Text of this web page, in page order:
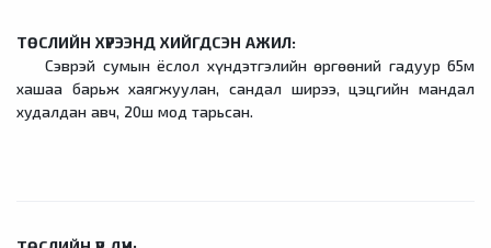
ТӨСЛИЙН ХҮРЭЭНД ХИЙГДСЭН АЖИЛ:
Сэврэй сумын ёслол хүндэтгэлийн өргөөний гадуур 65м
хашаа барьж хаягжуулан, сандал ширээ, цэцгийн мандал
худалдан авч, 20ш мод тарьсан.